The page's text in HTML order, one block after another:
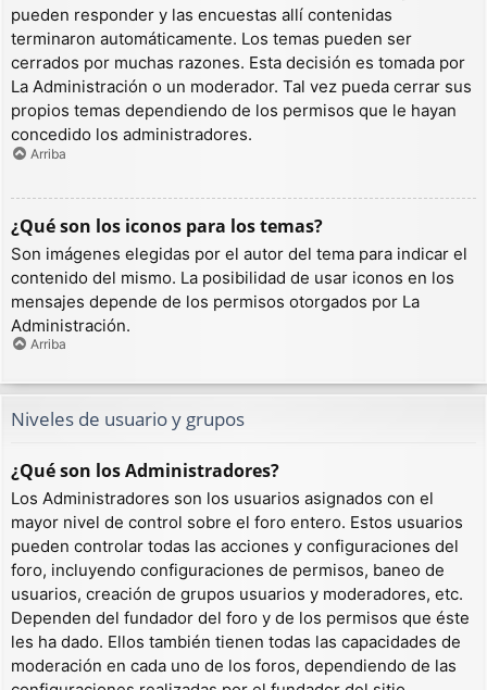
pueden responder y las encuestas allí contenidas
terminaron automáticamente. Los temas pueden ser
cerrados por muchas razones. Esta decisión es tomada por
La Administración o un moderador. Tal vez pueda cerrar sus
propios temas dependiendo de los permisos que le hayan
concedido los administradores.
Arriba
¿Qué son los iconos para los temas?
Son imágenes elegidas por el autor del tema para indicar el
contenido del mismo. La posibilidad de usar iconos en los
mensajes depende de los permisos otorgados por La
Administración.
Arriba
Niveles de usuario y grupos
¿Qué son los Administradores?
Los Administradores son los usuarios asignados con el
mayor nivel de control sobre el foro entero. Estos usuarios
pueden controlar todas las acciones y configuraciones del
foro, incluyendo configuraciones de permisos, baneo de
usuarios, creación de grupos usuarios y moderadores, etc.
Dependen del fundador del foro y de los permisos que éste
les ha dado. Ellos también tienen todas las capacidades de
moderación en cada uno de los foros, dependiendo de las